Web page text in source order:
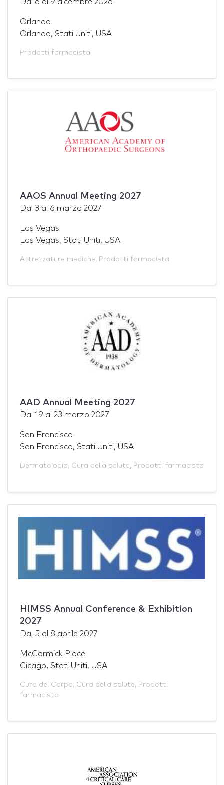
Orlando
Orlando, Stati Uniti, USA
Prodotti farmacista
AAOS Annual Meeting 2027
Dal 3 al 6 marzo 2027
Las Vegas
Las Vegas, Stati Uniti, USA
Attrezzature mediche, Prodotti farmacista
AAD Annual Meeting 2027
Dal 19 al 23 marzo 2027
San Francisco
San Francisco, Stati Uniti, USA
Dermatologia, Cura della salute, Prodotti farmacista
HIMSS Annual Conference & Exhibition
2027
Dal 5 al 8 aprile 2027
McCormick Place
Cicago, Stati Uniti, USA
Cura del Corpo, Cura della salute, Prodotti
farmacista